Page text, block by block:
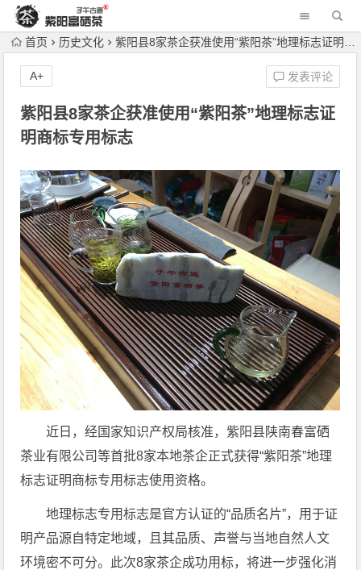
首页 历史文化 紫阳县8家茶企获准使用“紫阳茶”地理标志证明商标专用标志
紫阳县8家茶企获准使用“紫阳茶”地理标志证
明商标专用标志
发表评论
A+
近日，经国家知识产权局核准，紫阳县陕南春富硒
茶业有限公司等首批8家本地茶企正式获得“紫阳茶”地理
标志证明商标专用标志使用资格。
地理标志专用标志是官方认证的“品质名片”，用于证
明产品源自特定地域，且其品质、声誉与当地自然人文
环境密不可分。此次8家茶企成功用标，将进一步强化消